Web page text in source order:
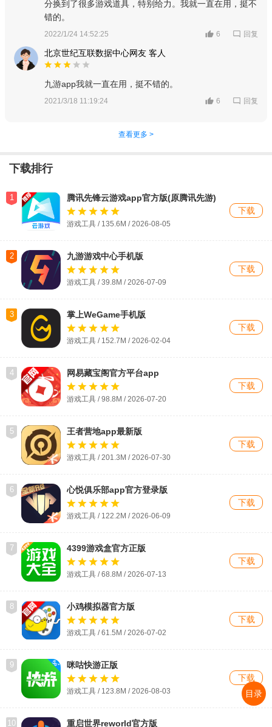
分换到了很多游戏道具，特别给力。我就一直在用，挺不
错的。
2022/1/24 14:52:25 6 回复
北京世纪互联数据中心网友 客人
九游app我就一直在用，挺不错的。
2021/3/18 11:19:24 6 回复
查看更多 >
下载排行
1 腾讯先锋云游戏app官方版(原腾讯先游)
游戏工具 / 135.6M /2026-08-05
下载
2 九游游戏中心手机版
游戏工具 / 39.8M / 2026-07-09
下载
3 掌上WeGame手机版
游戏工具 / 152.7M / 2026-02-04
下载
4 网易藏宝阁官方平台app
游戏工具 / 98.8M / 2026-07-20
下载
5 王者营地app最新版
游戏工具 / 201.3M / 2026-07-30
下载
6 心悦俱乐部app官方登录版
游戏工具 / 122.2M / 2026-06-09
下载
7 4399游戏盒官方正版
游戏工具 / 68.8M / 2026-07-13
下载
8 小鸡模拟器官方版
游戏工具 / 61.5M / 2026-07-02
下载
9 咪咕快游正版
游戏工具 / 123.8M / 2026-08-03
下载
10 重启世界reworld官方版
目录